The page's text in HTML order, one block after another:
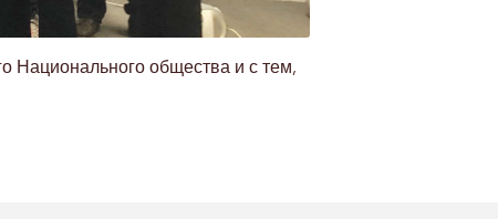
Национального общества и с тем,